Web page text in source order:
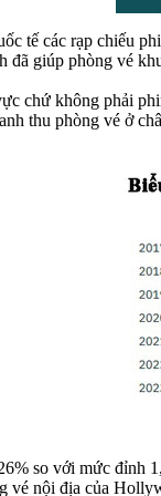
tế các rạp chiếu
đã giúp phòng vé
chứ không phải
thu phòng vé ở
so với mức đỉnh
nội địa của